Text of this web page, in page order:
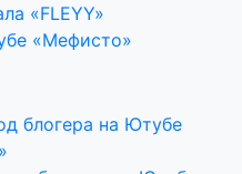
«FLEYY»
«Мефисто»
блогера на Ютубе